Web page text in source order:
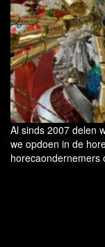
Al sinds 2007 delen
we opdoen in de
horecaondernemers